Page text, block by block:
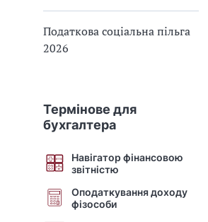
Податкова соціальна пільга
2026
Термінове для
бухгалтера
Навігатор фінансовою
звітністю
Оподаткування доходу
фізособи